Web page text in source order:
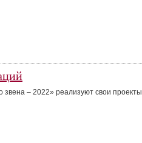
звена – 2022» реализуют свои проекты